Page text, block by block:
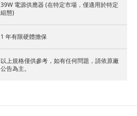
39W 電源供應器 (在特定市場，僅適用於特定
組態)
1 年有限硬體擔保
以上規格僅供參考，如有任何問題，請依原廠
公告為主。